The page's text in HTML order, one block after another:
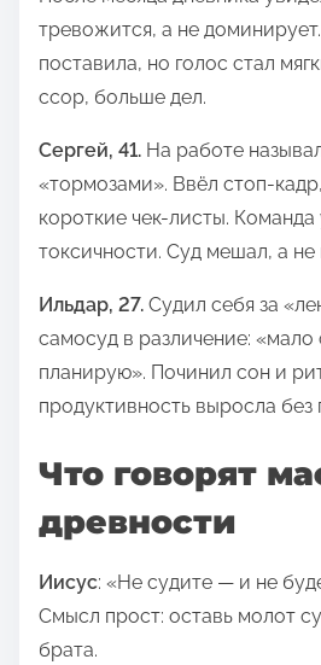
тревожится, а не
поставила, но голос стал
ссор, больше дел.
Сергей, 41. На работе
«тормозами». Ввёл стоп-
короткие чек-листы. Команда
токсичности. Суд мешал, а не
Ильдар, 27. Судил себя за
самосуд в различение: «мало
планирую». Починил сон и
продуктивность выросла без
Что говорят
древности
Иисус: «Не судите — и не
Смысл прост: оставь молот
брата.